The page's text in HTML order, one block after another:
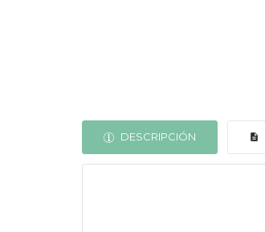
DESCRIPCIÓN